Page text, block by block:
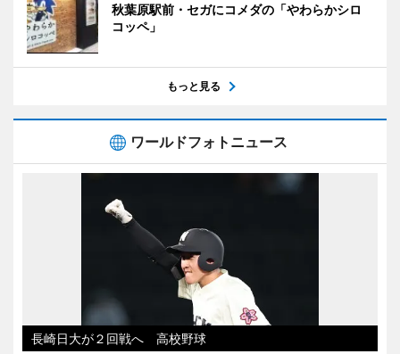
秋葉原駅前・セガにコメダの「やわらかシロ
コッペ」
もっと見る
ワールドフォトニュース
長崎日大が２回戦へ 高校野球